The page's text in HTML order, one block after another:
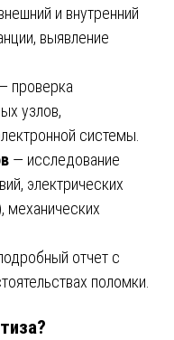
и внутренний
выявление
проверка
узлов,
системы.
— исследование
электрических
механических
отчет с
поломки.